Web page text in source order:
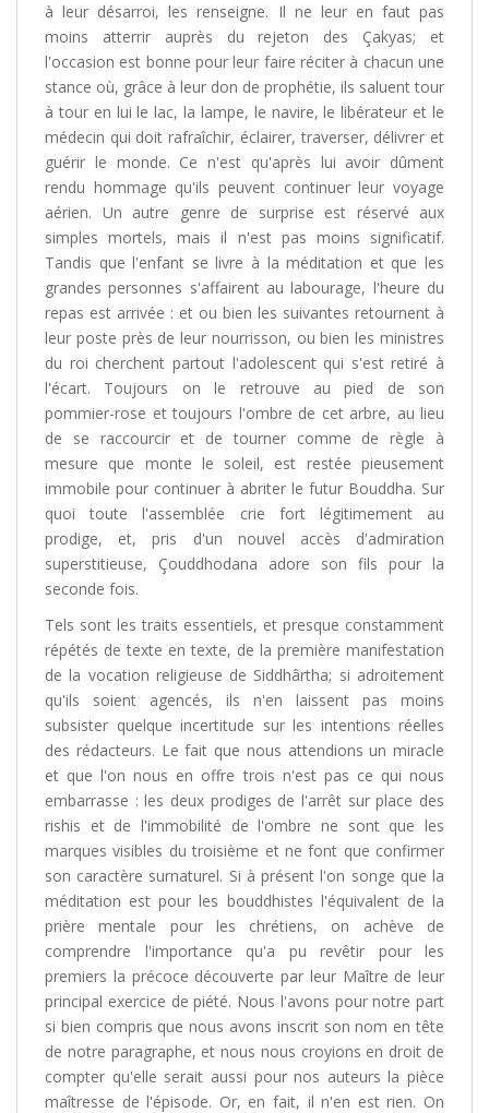
à leur désarroi, les renseigne. Il ne leur en faut pas
moins atterrir auprès du rejeton des Çakyas; et
l'occasion est bonne pour leur faire réciter à chacun une
stance où, grâce à leur don de prophétie, ils saluent tour
à tour en lui le lac, la lampe, le navire, le libérateur et le
médecin qui doit rafraîchir, éclairer, traverser, délivrer et
guérir le monde. Ce n'est qu'après lui avoir dûment
rendu hommage qu'ils peuvent continuer leur voyage
aérien. Un autre genre de surprise est réservé aux
simples mortels, mais il n'est pas moins significatif.
Tandis que l'enfant se livre à la méditation et que les
grandes personnes s'affairent au labourage, l'heure du
repas est arrivée : et ou bien les suivantes retournent à
leur poste près de leur nourrisson, ou bien les ministres
du roi cherchent partout l'adolescent qui s'est retiré à
l'écart. Toujours on le retrouve au pied de son
pommier-rose et toujours l'ombre de cet arbre, au lieu
de se raccourcir et de tourner comme de règle à
mesure que monte le soleil, est restée pieusement
immobile pour continuer à abriter le futur Bouddha. Sur
quoi toute l'assemblée crie fort légitimement au
prodige, et, pris d'un nouvel accès d'admiration
superstitieuse, Çouddhodana adore son fils pour la
seconde fois.
Tels sont les traits essentiels, et presque constamment
répétés de texte en texte, de la première manifestation
de la vocation religieuse de Siddhârtha; si adroitement
qu'ils soient agencés, ils n'en laissent pas moins
subsister quelque incertitude sur les intentions réelles
des rédacteurs. Le fait que nous attendions un miracle
et que l'on nous en offre trois n'est pas ce qui nous
embarrasse : les deux prodiges de l'arrêt sur place des
rishis et de l'immobilité de l'ombre ne sont que les
marques visibles du troisième et ne font que confirmer
son caractère surnaturel. Si à présent l'on songe que la
méditation est pour les bouddhistes l'équivalent de la
prière mentale pour les chrétiens, on achève de
comprendre l'importance qu'a pu revêtir pour les
premiers la précoce découverte par leur Maître de leur
principal exercice de piété. Nous l'avons pour notre part
si bien compris que nous avons inscrit son nom en tête
de notre paragraphe, et nous nous croyions en droit de
compter qu'elle serait aussi pour nos auteurs la pièce
maîtresse de l'épisode. Or, en fait, il n'en est rien. On